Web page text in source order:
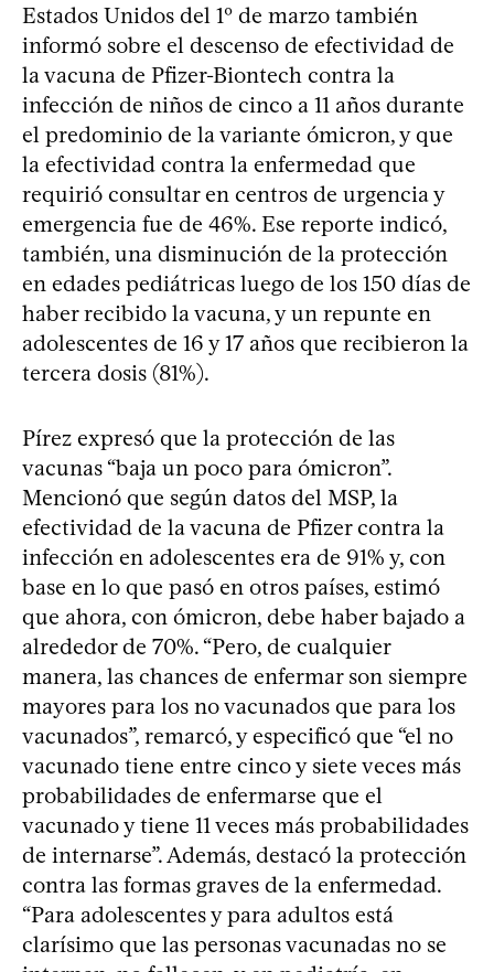
Estados Unidos del 1º de marzo también
informó sobre el descenso de efectividad de
la vacuna de Pfizer-Biontech contra la
infección de niños de cinco a 11 años durante
el predominio de la variante ómicron, y que
la efectividad contra la enfermedad que
requirió consultar en centros de urgencia y
emergencia fue de 46%. Ese reporte indicó,
también, una disminución de la protección
en edades pediátricas luego de los 150 días de
haber recibido la vacuna, y un repunte en
adolescentes de 16 y 17 años que recibieron la
tercera dosis (81%).
Pírez expresó que la protección de las
vacunas “baja un poco para ómicron”.
Mencionó que según datos del MSP, la
efectividad de la vacuna de Pfizer contra la
infección en adolescentes era de 91% y, con
base en lo que pasó en otros países, estimó
que ahora, con ómicron, debe haber bajado a
alrededor de 70%. “Pero, de cualquier
manera, las chances de enfermar son siempre
mayores para los no vacunados que para los
vacunados”, remarcó, y especificó que “el no
vacunado tiene entre cinco y siete veces más
probabilidades de enfermarse que el
vacunado y tiene 11 veces más probabilidades
de internarse”. Además, destacó la protección
contra las formas graves de la enfermedad.
“Para adolescentes y para adultos está
clarísimo que las personas vacunadas no se